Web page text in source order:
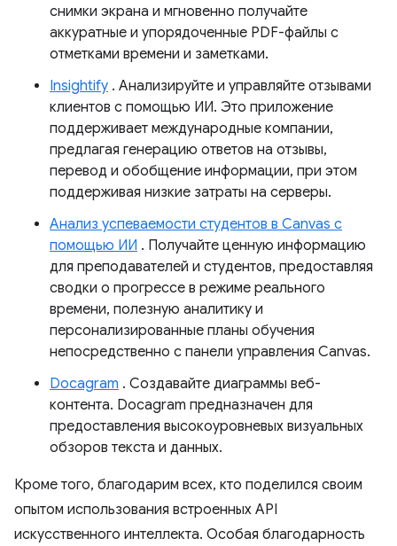
снимки экрана и мгновенно получайте
аккуратные и упорядоченные PDF-файлы с
отметками времени и заметками.
Insightify . Анализируйте и управляйте отзывами
клиентов с помощью ИИ. Это приложение
поддерживает международные компании,
предлагая генерацию ответов на отзывы,
перевод и обобщение информации, при этом
поддерживая низкие затраты на серверы.
Анализ успеваемости студентов в Canvas с
помощью ИИ . Получайте ценную информацию
для преподавателей и студентов, предоставляя
сводки о прогрессе в режиме реального
времени, полезную аналитику и
персонализированные планы обучения
непосредственно с панели управления Canvas.
Docagram . Создавайте диаграммы веб-
контента. Docagram предназначен для
предоставления высокоуровневых визуальных
обзоров текста и данных.
Кроме того, благодарим всех, кто поделился своим
опытом использования встроенных API
искусственного интеллекта. Особая благодарность